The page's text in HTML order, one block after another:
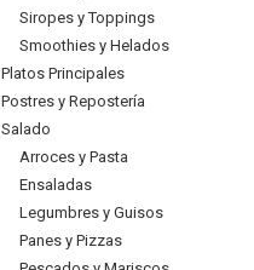
Siropes y Toppings
Smoothies y Helados
Platos Principales
Postres y Repostería
Salado
Arroces y Pasta
Ensaladas
Legumbres y Guisos
Panes y Pizzas